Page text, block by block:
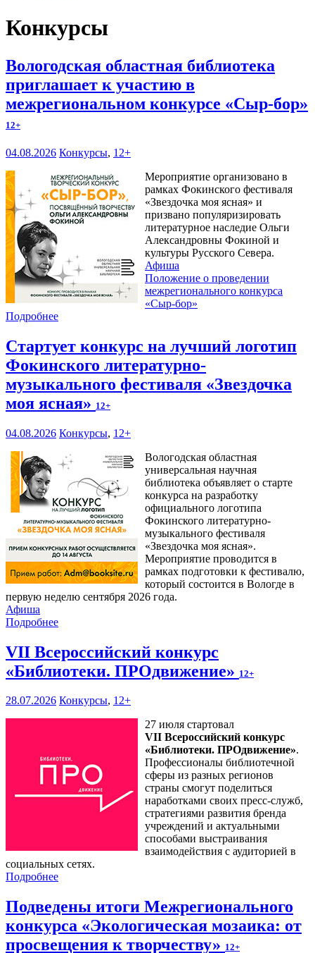
Конкурсы
Вологодская областная библиотека
приглашает к участию в
межрегиональном конкурсе «Сыр-бор»
12+
04.08.2026 Конкурсы, 12+
Мероприятие организовано в
рамках Фокинского фестиваля
«Звездочка моя ясная» и
призвано популяризировать
литературное наследие Ольги
Александровны Фокиной и
культуры Русского Севера.
Афиша
Положение о проведении
межрегионального конкурса
«Сыр-бор»
Подробнее
Стартует конкурс на лучший логотип
Фокинского литературно-
музыкального фестиваля «Звездочка
моя ясная» 12+
04.08.2026 Конкурсы, 12+
Вологодская областная
универсальная научная
библиотека объявляет о старте
конкурса на разработку
официального логотипа
Фокинского литературно-
музыкального фестиваля
«Звездочка моя ясная».
Мероприятие проводится в
рамках подготовки к фестивалю,
который состоится в Вологде в
первую неделю сентября 2026 года.
Афиша
Подробнее
VII Всероссийский конкурс
«Библиотеки. ПРОдвижение» 12+
28.07.2026 Конкурсы, 12+
27 июля стартовал
VII Всероссийский конкурс
«Библиотеки. ПРОдвижение».
Профессионалы библиотечной
сферы из разных регионов
страны смогут поделиться
наработками своих пресс-служб,
стратегиями развития бренда
учреждений и актуальными
способами выстраивания
взаимодействия с аудиторией в
социальных сетях.
Подробнее
Подведены итоги Межрегионального
конкурса «Экологическая мозаика: от
просвещения к творчеству» 12+